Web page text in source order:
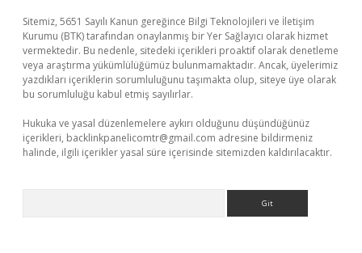
Sitemiz, 5651 Sayılı Kanun gereğince Bilgi Teknolojileri ve İletişim
Kurumu (BTK) tarafından onaylanmış bir Yer Sağlayıcı olarak hizmet
vermektedir. Bu nedenle, sitedeki içerikleri proaktif olarak denetleme
veya araştırma yükümlülüğümüz bulunmamaktadır. Ancak, üyelerimiz
yazdıkları içeriklerin sorumluluğunu taşımakta olup, siteye üye olarak
bu sorumluluğu kabul etmiş sayılırlar.
Hukuka ve yasal düzenlemelere aykırı olduğunu düşündüğünüz
içerikleri, backlinkpanelicomtr@gmail.com adresine bildirmeniz
halinde, ilgili içerikler yasal süre içerisinde sitemizden kaldırılacaktır.